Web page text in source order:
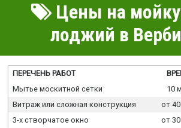
Цены на
лоджий в
ПЕРЕЧЕНЬ РАБОТ
Мытье москитной сетки
10
Витраж или сложная конструкция
от
3-х створчатое окно
от